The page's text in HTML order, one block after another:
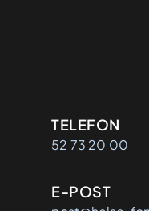
TELEFON
52 73 20 00
E-POST